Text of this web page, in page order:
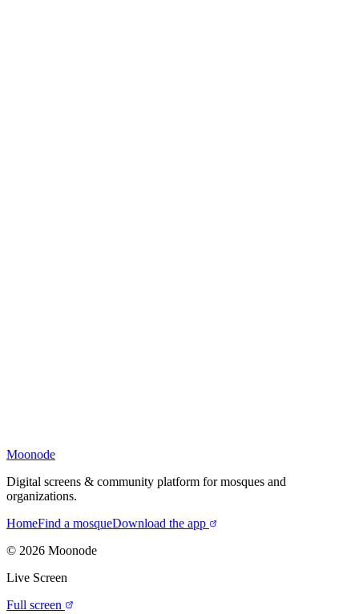
Moonode
Digital screens & community platform for mosques and
organizations.
HomeFind a mosqueDownload the app
© 2026 Moonode
Live Screen
Full screen